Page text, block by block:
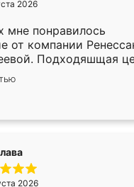
2026
мне понравилось
от компании
Подходяшщая
изготовления.
Владислав
моему эскизу самый
2026